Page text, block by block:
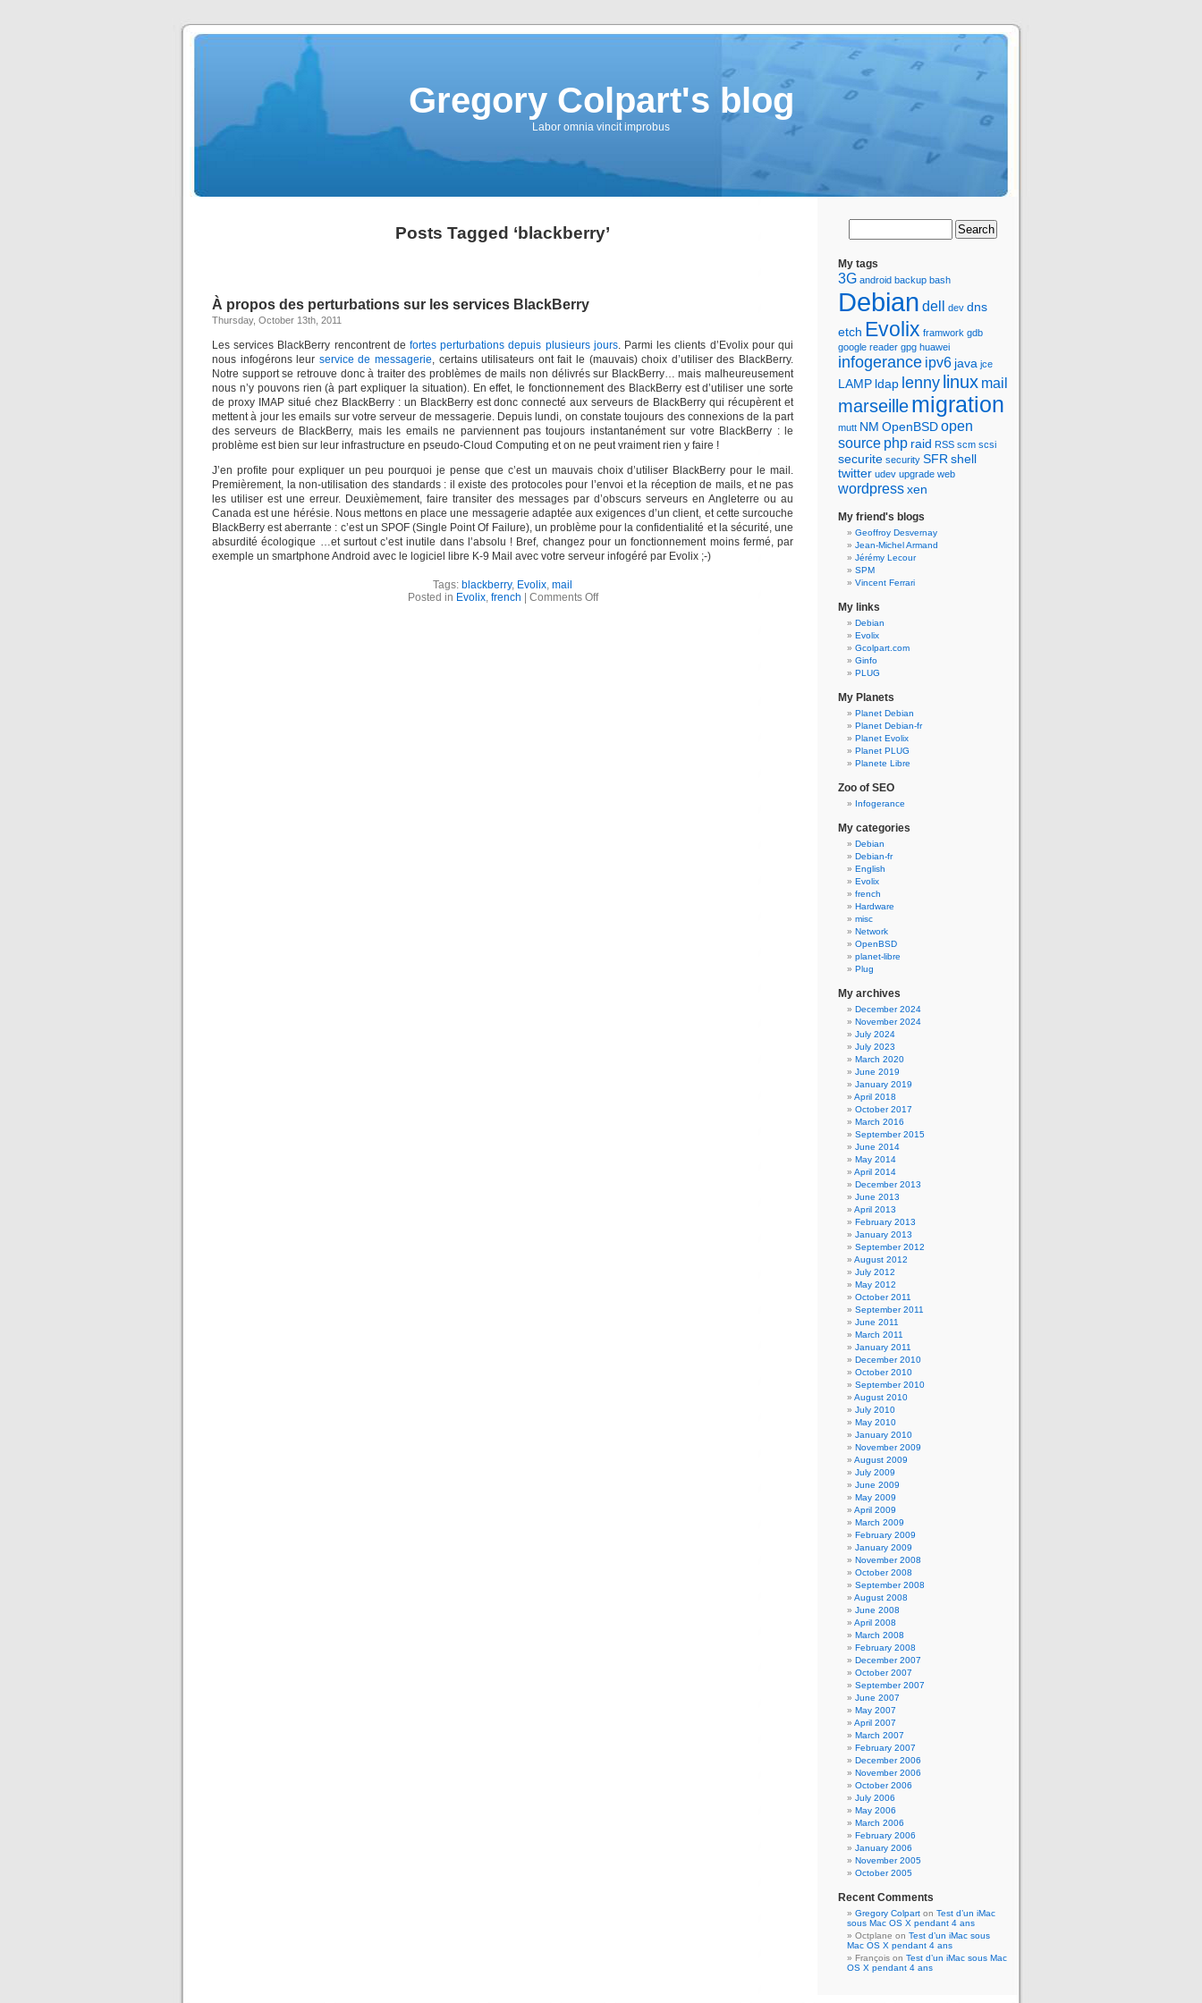
Gregory Colpart's blog
Labor omnia vincit improbus
Posts Tagged ‘blackberry’
À propos des perturbations sur les services BlackBerry
Thursday, October 13th, 2011
Les services BlackBerry rencontrent de fortes perturbations depuis plusieurs jours. Parmi les clients d’Evolix pour qui
nous infogérons leur service de messagerie, certains utilisateurs ont fait le (mauvais) choix d’utiliser des BlackBerry.
Notre support se retrouve donc à traiter des problèmes de mails non délivrés sur BlackBerry… mais malheureusement
nous n’y pouvons rien (à part expliquer la situation). En effet, le fonctionnement des BlackBerry est d’utiliser une sorte
de proxy IMAP situé chez BlackBerry : un BlackBerry est donc connecté aux serveurs de BlackBerry qui récupèrent et
mettent à jour les emails sur votre serveur de messagerie. Depuis lundi, on constate toujours des connexions de la part
des serveurs de BlackBerry, mais les emails ne parviennent pas toujours instantanément sur votre BlackBerry : le
problème est bien sur leur infrastructure en pseudo-Cloud Computing et on ne peut vraiment rien y faire !
J’en profite pour expliquer un peu pourquoi je pense que c’est un mauvais choix d’utiliser BlackBerry pour le mail.
Premièrement, la non-utilisation des standards : il existe des protocoles pour l’envoi et la réception de mails, et ne pas
les utiliser est une erreur. Deuxièmement, faire transiter des messages par d’obscurs serveurs en Angleterre ou au
Canada est une hérésie. Nous mettons en place une messagerie adaptée aux exigences d’un client, et cette surcouche
BlackBerry est aberrante : c’est un SPOF (Single Point Of Failure), un problème pour la confidentialité et la sécurité, une
absurdité écologique …et surtout c’est inutile dans l’absolu ! Bref, changez pour un fonctionnement moins fermé, par
exemple un smartphone Android avec le logiciel libre K-9 Mail avec votre serveur infogéré par Evolix ;-)
Tags: blackberry, Evolix, mail
Posted in Evolix, french Comments Off
My tags
3G android backup bash
Debian dell dev dns
etch Evolix framwork gdb
google reader gpg huawei
infogerance ipv6 java jce
LAMP ldap lenny linux mail
marseillemigration
mutt NM OpenBSDopen
source php raid RSS scm scsi
securite security SFR shell
twitter udev upgrade web
wordpressxen
My friend's blogs
Geoffroy Desvernay
Jean-Michel Armand
Jérémy Lecour
SPM
Vincent Ferrari
My links
Debian
Evolix
Gcolpart.com
Ginfo
PLUG
My Planets
Planet Debian
Planet Debian-fr
Planet Evolix
Planet PLUG
Planete Libre
Zoo of SEO
Infogerance
My categories
Debian
Debian-fr
English
Evolix
french
Hardware
misc
Network
OpenBSD
planet-libre
Plug
My archives
December 2024
November 2024
July 2024
July 2023
March 2020
June 2019
January 2019
April 2018
October 2017
March 2016
September 2015
June 2014
May 2014
April 2014
December 2013
June 2013
April 2013
February 2013
January 2013
September 2012
August 2012
July 2012
May 2012
October 2011
September 2011
June 2011
March 2011
January 2011
December 2010
October 2010
September 2010
August 2010
July 2010
May 2010
January 2010
November 2009
August 2009
July 2009
June 2009
May 2009
April 2009
March 2009
February 2009
January 2009
November 2008
October 2008
September 2008
August 2008
June 2008
April 2008
March 2008
February 2008
December 2007
October 2007
September 2007
June 2007
May 2007
April 2007
March 2007
February 2007
December 2006
November 2006
October 2006
July 2006
May 2006
March 2006
February 2006
January 2006
November 2005
October 2005
Recent Comments
Gregory Colpart on Test d’un iMac
sous Mac OS X pendant 4 ans
Octplane on Test d’un iMac sous
Mac OS X pendant 4 ans
François on Test d’un iMac sous Mac
OS X pendant 4 ans